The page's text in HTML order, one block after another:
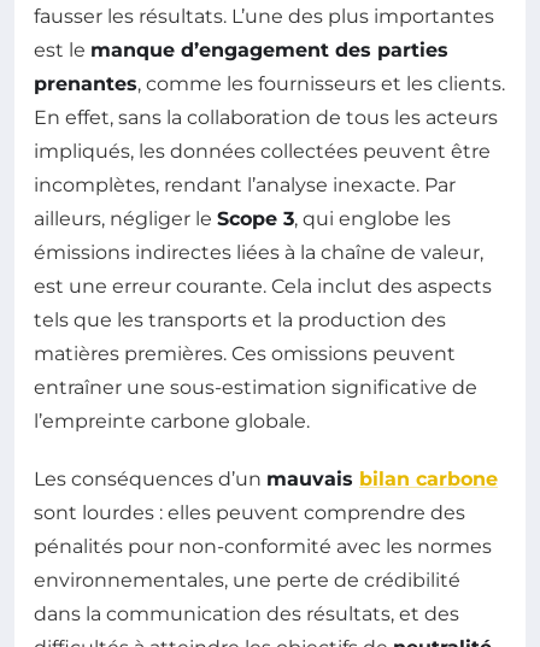
fausser les résultats. L’une des plus importantes
est le manque d’engagement des parties
prenantes, comme les fournisseurs et les clients.
En effet, sans la collaboration de tous les acteurs
impliqués, les données collectées peuvent être
incomplètes, rendant l’analyse inexacte. Par
ailleurs, négliger le Scope 3, qui englobe les
émissions indirectes liées à la chaîne de valeur,
est une erreur courante. Cela inclut des aspects
tels que les transports et la production des
matières premières. Ces omissions peuvent
entraîner une sous-estimation significative de
l’empreinte carbone globale.
Les conséquences d’un mauvais bilan carbone
sont lourdes : elles peuvent comprendre des
pénalités pour non-conformité avec les normes
environnementales, une perte de crédibilité
dans la communication des résultats, et des